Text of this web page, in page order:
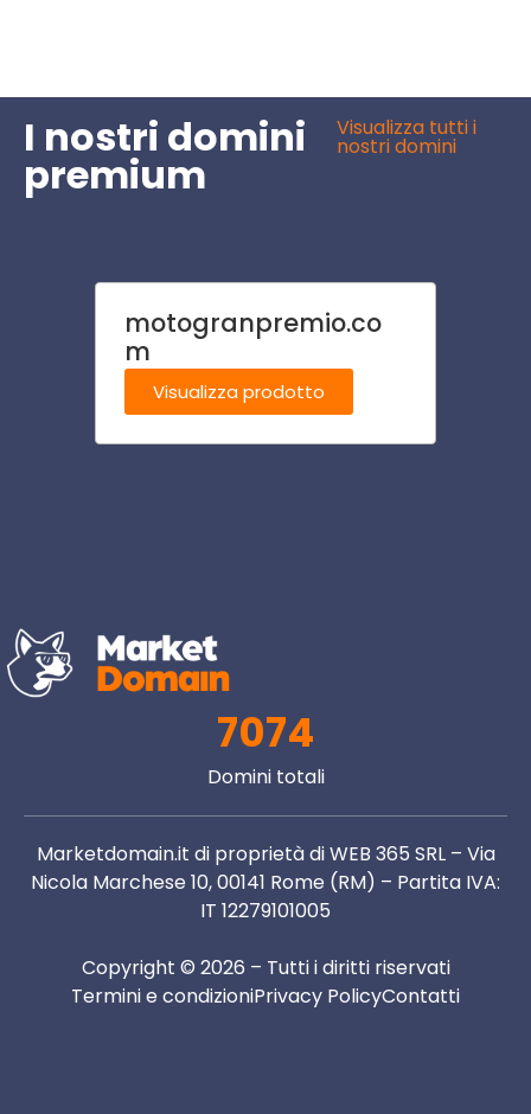
I nostri domini
premium
Visualizza tutti i
nostri domini
motogranpremio.co
m
Visualizza prodotto
7074
Domini totali
Marketdomain.it di proprietà di WEB 365 SRL – Via
Nicola Marchese 10, 00141 Rome (RM) – Partita IVA:
IT 12279101005
Copyright © 2026 – Tutti i diritti riservati
Termini e condizioniPrivacy PolicyContatti